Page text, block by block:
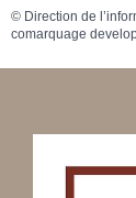
© Direction de
comarquage